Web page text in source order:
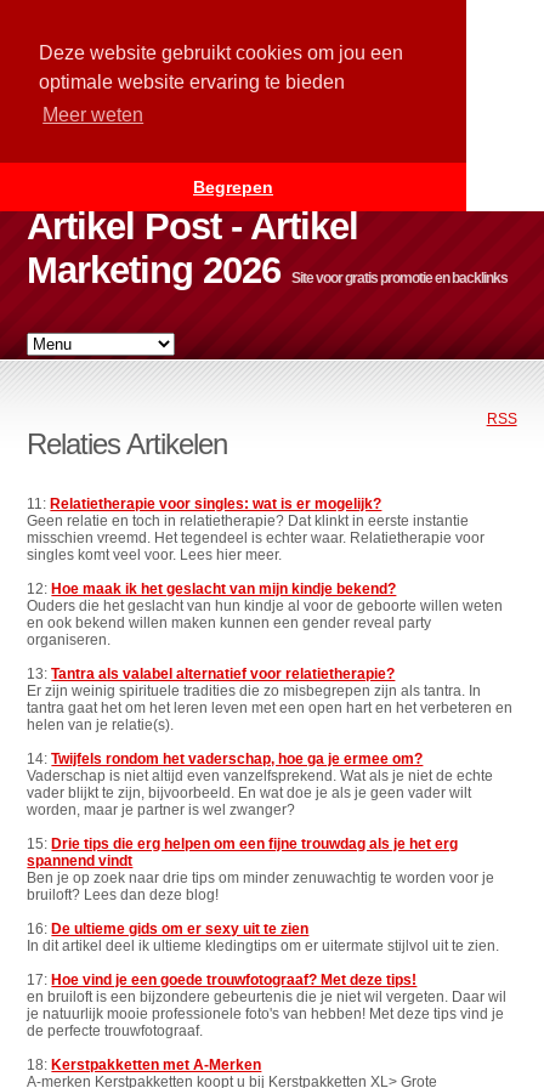
Deze website gebruikt cookies om jou een
optimale website ervaring te bieden
Meer weten
Begrepen
Artikel Post - Artikel
Marketing 2026
Site voor gratis promotie en backlinks
RSS
Relaties Artikelen
11:Relatietherapie voor singles: wat is er mogelijk?
Geen relatie en toch in relatietherapie? Dat klinkt in eerste instantie
misschien vreemd. Het tegendeel is echter waar. Relatietherapie voor
singles komt veel voor. Lees hier meer.
12:Hoe maak ik het geslacht van mijn kindje bekend?
Ouders die het geslacht van hun kindje al voor de geboorte willen weten
en ook bekend willen maken kunnen een gender reveal party
organiseren.
13:Tantra als valabel alternatief voor relatietherapie?
Er zijn weinig spirituele tradities die zo misbegrepen zijn als tantra. In
tantra gaat het om het leren leven met een open hart en het verbeteren en
helen van je relatie(s).
14:Twijfels rondom het vaderschap, hoe ga je ermee om?
Vaderschap is niet altijd even vanzelfsprekend. Wat als je niet de echte
vader blijkt te zijn, bijvoorbeeld. En wat doe je als je geen vader wilt
worden, maar je partner is wel zwanger?
15:Drie tips die erg helpen om een fijne trouwdag als je het erg
spannend vindt
Ben je op zoek naar drie tips om minder zenuwachtig te worden voor je
bruiloft? Lees dan deze blog!
16:De ultieme gids om er sexy uit te zien
In dit artikel deel ik ultieme kledingtips om er uitermate stijlvol uit te zien.
17:Hoe vind je een goede trouwfotograaf? Met deze tips!
en bruiloft is een bijzondere gebeurtenis die je niet wil vergeten. Daar wil
je natuurlijk mooie professionele foto's van hebben! Met deze tips vind je
de perfecte trouwfotograaf.
18:Kerstpakketten met A-Merken
A-merken Kerstpakketten koopt u bij Kerstpakketten XL> Grote